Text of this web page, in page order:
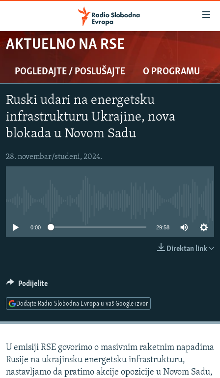
Pređite
na
sadržaj
na
glavnu
navigaciju
Pređite
pretragu
BOSNA I HERCEGOVINA
KOSOVO
CRNA GORA
VIDEO
PODCASTI
ISPRIČAJ MI
VIŠE OD NASLOVA
GENOCID U SREBRENICI
POST SCRIPTUM
MOJA EVROPA
AKTUELNO NA RSE
POGLEDAJTE / POSLUŠAJTE O PROGRAMU
Ruski udari na energetsku
infrastrukturu Ukrajine, nova
blokada u Novom Sadu
28. novembar/studeni, 2024.
0:00 29:58
Direktan link
Podijelite
Dodajte Radio Slobodna Evropa u vaš Google izvor
U emisiji RSE govorimo o masivnim raketnim napadima
Rusije na ukrajinsku energetsku infrastrukturu,
nastavljamo da pratimo akcije opozicije u Novom Sadu,